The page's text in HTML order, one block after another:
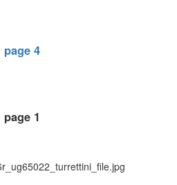
page 4
page 1